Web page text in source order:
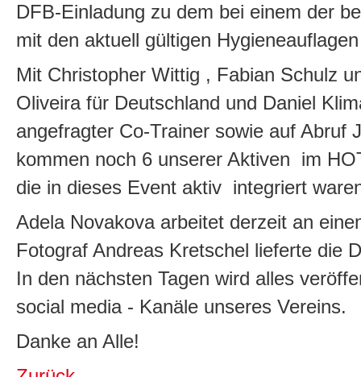
DFB-Einladung zu dem bei einem der
mit den aktuell gültigen
Mit Christopher Wittig , Fabian Schulz
Oliveira für Deutschland und Daniel
angefragter Co-Trainer sowie auf Abruf
kommen noch 6 unserer Aktiven im
die in dieses Event aktiv integriert
Adela Novakova arbeitet derzeit an
Fotograf Andreas Kretschel lieferte die
In den nächsten Tagen wird alles
social media - Kanäle unseres Vereins.
Danke an Alle!